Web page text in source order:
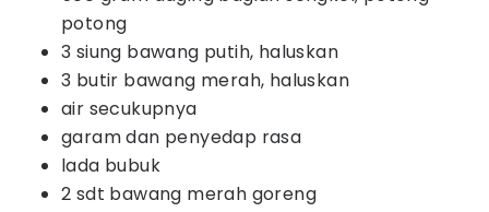
potong
3 siung bawang putih, haluskan
3 butir bawang merah, haluskan
air secukupnya
garam dan penyedap rasa
lada bubuk
2 sdt bawang merah goreng